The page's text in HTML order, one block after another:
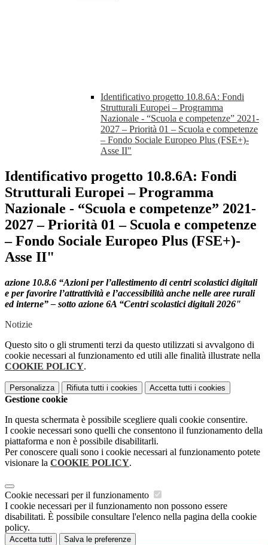
Identificativo progetto 10.8.6A: Fondi
Strutturali Europei – Programma
Nazionale - “Scuola e competenze” 2021-
2027 – Priorità 01 – Scuola e competenze
– Fondo Sociale Europeo Plus (FSE+)-
Asse II"
Identificativo progetto 10.8.6A: Fondi
Strutturali Europei – Programma
Nazionale - “Scuola e competenze” 2021-
2027 – Priorità 01 – Scuola e competenze
– Fondo Sociale Europeo Plus (FSE+)-
Asse II"
azione 10.8.6 “Azioni per l’allestimento di centri scolastici digitali
e per favorire l’attrattività e l’accessibilità anche nelle aree rurali
ed interne” – sotto azione 6A “Centri scolastici digitali 2026"
Notizie
Questo sito o gli strumenti terzi da questo utilizzati si avvalgono di
cookie necessari al funzionamento ed utili alle finalità illustrate nella
COOKIE POLICY.
Personalizza Rifiuta tutti i cookies Accetta tutti i cookies
Gestione cookie
In questa schermata è possibile scegliere quali cookie consentire.
I cookie necessari sono quelli che consentono il funzionamento della
piattaforma e non è possibile disabilitarli.
Per conoscere quali sono i cookie necessari al funzionamento potete
visionare la COOKIE POLICY.
Cookie necessari per il funzionamento
I cookie necessari per il funzionamento non possono essere
disabilitati. È possibile consultare l'elenco nella pagina della cookie
policy.
Accetta tutti Salva le preferenze